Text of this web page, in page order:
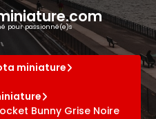
pour passionné(e)s
miniature
Bunny Grise Noire